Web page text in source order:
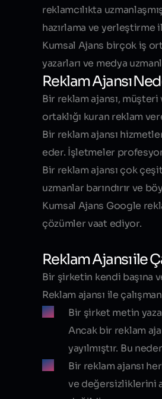
reklamcılıkta
hazırlama ve yerleştirme
Kumsal Ajans birçok iş
yazarları ve medya
Reklam Ajansı
Bir reklam ajansı,
ortaklığı kuran reklam
Bir reklam ajansı
eder. İşletmeler
Bir reklam ajansı çok
uzmanlar barındırır ve
Kumsal Ajans Google
çözümler vaat ediyor.
Reklam Ajansı ile
Bir şirketin kendi başına
Reklam ajansı ile
Bir şirket metin
Ancak bir reklam
yayılmıştır. Bu
Bir reklam ajansı
ve değersizliklerini